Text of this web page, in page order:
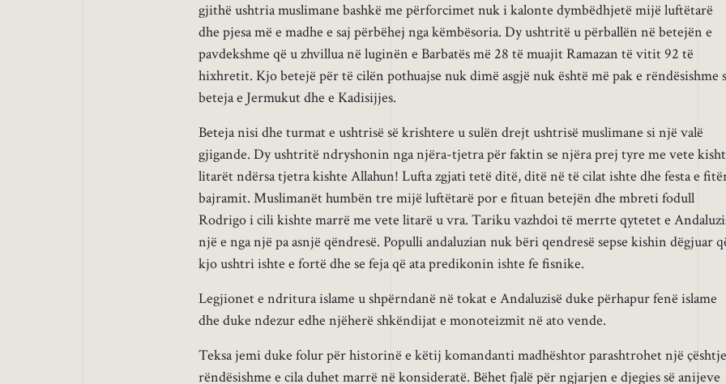
gjithë ushtria muslimane bashkë me përforcimet nuk i kalonte dymbëdhjetë mijë luftëtarë
dhe pjesa më e madhe e saj përbëhej nga këmbësoria. Dy ushtritë u përballën në betejën e
pavdekshme që u zhvillua në luginën e Barbatës më 28 të muajit Ramazan të vitit 92 të
hixhretit. Kjo betejë për të cilën pothuajse nuk dimë asgjë nuk është më pak e rëndësishme
beteja e Jermukut dhe e Kadisijjes.
Beteja nisi dhe turmat e ushtrisë së krishtere u sulën drejt ushtrisë muslimane si një valë
gjigande. Dy ushtritë ndryshonin nga njëra-tjetra për faktin se njëra prej tyre me vete
litarët ndërsa tjetra kishte Allahun! Lufta zgjati tetë ditë, ditë në të cilat ishte dhe festa e
bajramit. Muslimanët humbën tre mijë luftëtarë por e fituan betejën dhe mbreti fodull
Rodrigo i cili kishte marrë me vete litarë u vra. Tariku vazhdoi të merrte qytetet e
një e nga një pa asnjë qëndresë. Populli andaluzian nuk bëri qendresë sepse kishin dëgjuar
kjo ushtri ishte e fortë dhe se feja që ata predikonin ishte fe fisnike.
Legjionet e ndritura islame u shpërndanë në tokat e Andaluzisë duke përhapur fenë islame
dhe duke ndezur edhe njëherë shkëndijat e monoteizmit në ato vende.
Teksa jemi duke folur për historinë e këtij komandanti madhështor parashtrohet një
rëndësishme e cila duhet marrë në konsideratë. Bëhet fjalë për ngjarjen e djegies së anijeve